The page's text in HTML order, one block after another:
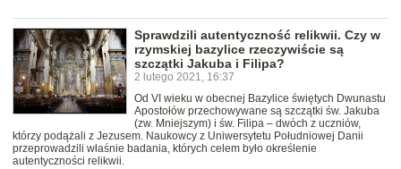
Sprawdzili autentyczność relikwii. Czy w
rzymskiej bazylice rzeczywiście są
szczątki Jakuba i Filipa?
2 lutego 2021, 16:37
Od VI wieku w obecnej Bazylice świętych Dwunastu
Apostołów przechowywane są szczątki św. Jakuba
(zw. Mniejszym) i św. Filipa – dwóch z uczniów,
którzy podążali z Jezusem. Naukowcy z Uniwersytetu Południowej Danii
przeprowadzili właśnie badania, których celem było określenie
autentyczności relikwii.